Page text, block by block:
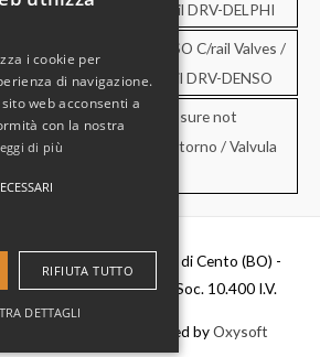
DRV-DELPHI / Valvula c/rail DRV-DELPHI
– DENSO / DRV-DENSO C/rail Valves /
DRV-DENSO / Valvula c/rail DRV-DENSO
e di non ritorno / Pressure not
de sobrepresion y no retorno / Valvula
Del Fosso,2 40066 - Pieve di Cento (BO) -
C.F. 0356411037 - Cap. Soc. 10.400 I.V.
- Powered byOxysoft
i cookie per
di navigazione.
web acconsenti a
con la nostra
di più
RIFIUTA TUTTO
DETTAGLI